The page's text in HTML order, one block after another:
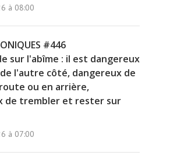
à 08:00
#446
sur l'abîme : il est dangereux
l'autre côté, dangereux de
ou en arrière,
de trembler et rester sur
à 07:00